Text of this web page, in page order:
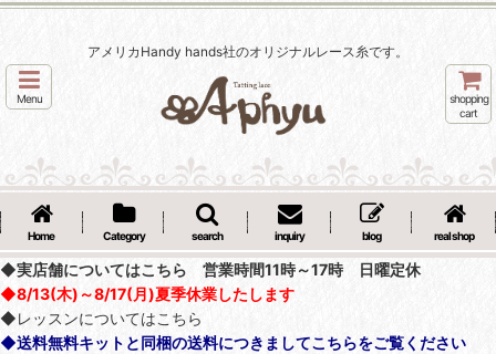
アメリカHandy hands社のオリジナルレース糸です。
Menu
shopping
cart
Home Category search inquiry blog real shop
◆実店舗についてはこちら 営業時間11時～17時 日曜定休
◆8/13(木)～8/17(月)夏季休業したします
◆レッスンについてはこちら
◆送料無料キットと同梱の送料につきましてこちらをご覧ください